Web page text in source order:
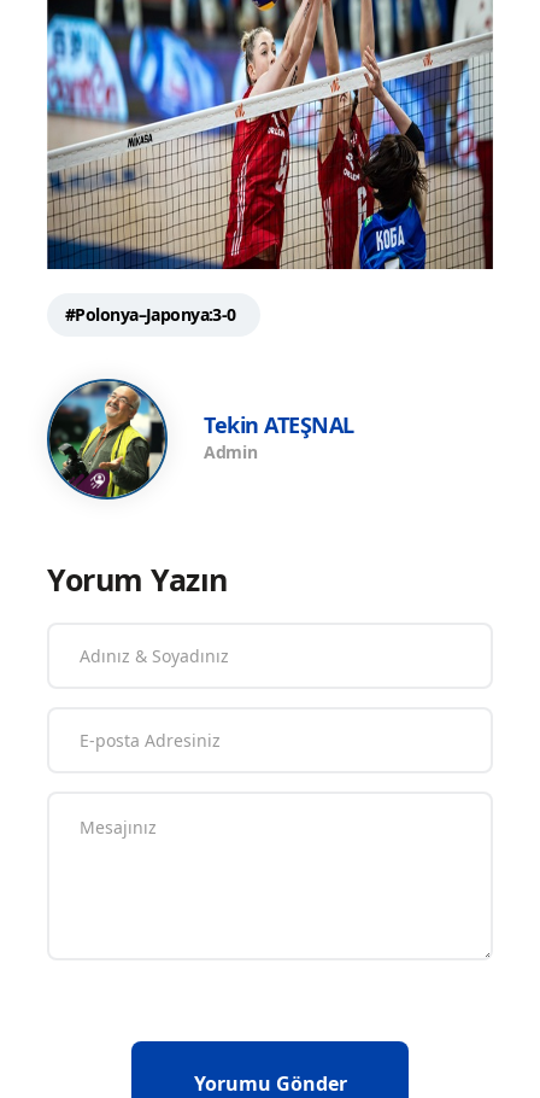
#Polonya–Japonya:3-0
Tekin ATEŞNAL
Admin
Yorum Yazın